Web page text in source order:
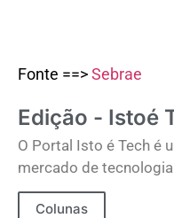
Fonte ==>Sebrae
Edição - Istoé
O Portal Isto é Tech é
mercado de
Colunas